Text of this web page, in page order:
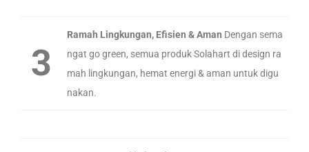
3
Ramah Lingkungan, Efisien & Aman Dengan sema
ngat go green, semua produk Solahart di design ra
mah lingkungan, hemat energi & aman untuk digu
nakan.